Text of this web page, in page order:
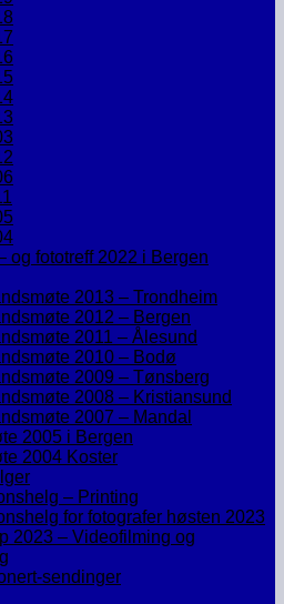
og fototreff 2022 i Bergen
2013 – Trondheim
2012 – Bergen
2011 – Ålesund
2010 – Bodø
2009 – Tønsberg
2008 – Kristiansund
2007 – Mandal
2005 i Bergen
2004 Koster
– Printing
for fotografer høsten 2023
2023 – Videofilming og
sendinger